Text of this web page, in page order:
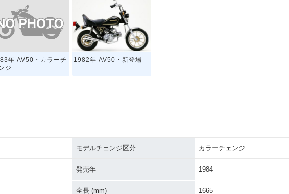
年 AV50・カラーチ
ジ
1982年 AV50・新登場
モデルチェンジ区分 カラーチェンジ
発売年 1984
全長 (mm) 1665